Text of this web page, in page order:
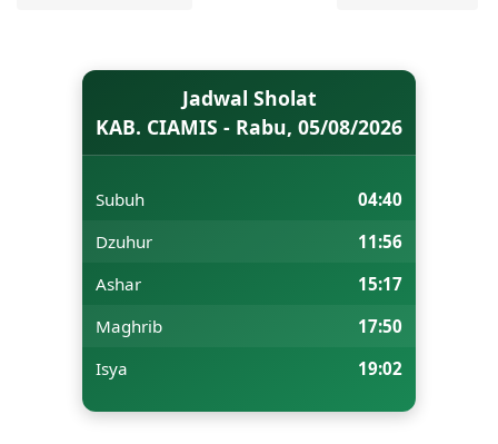
Jadwal Sholat
KAB. CIAMIS - Rabu, 05/08/2026
Subuh
04:40
Dzuhur
11:56
Ashar
15:17
Maghrib
17:50
Isya
19:02